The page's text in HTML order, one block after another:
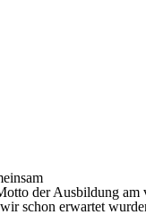
der Ausbildung
schon erwartet